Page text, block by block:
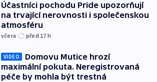
Účastníci pochodu Pride upozorňují
na trvající nerovnosti i společenskou
atmosféru
včera před 17 h
VIDEO
Domovu Mutice hrozí
maximální pokuta. Neregistrovaná
péče by mohla být trestná